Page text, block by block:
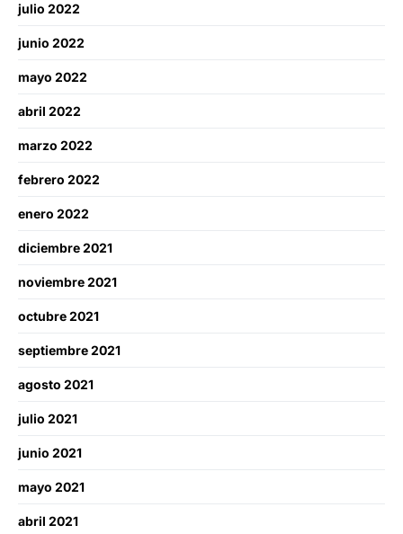
julio 2022
junio 2022
mayo 2022
abril 2022
marzo 2022
febrero 2022
enero 2022
diciembre 2021
noviembre 2021
octubre 2021
septiembre 2021
agosto 2021
julio 2021
junio 2021
mayo 2021
abril 2021